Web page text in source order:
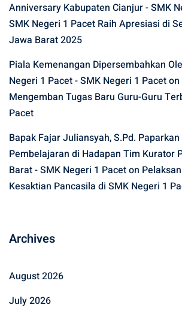
Anniversary Kabupaten Cianjur - SMK
SMK Negeri 1 Pacet Raih Apresiasi di
Jawa Barat 2025
Piala Kemenangan Dipersembahkan
Negeri 1 Pacet - SMK Negeri 1 Paceton
Mengemban Tugas Baru Guru-Guru
Pacet
Bapak Fajar Juliansyah, S.Pd.
Pembelajaran di Hadapan Tim Kurator
Barat - SMK Negeri 1 Paceton
Kesaktian Pancasila di SMK Negeri 1
Archives
August 2026
July 2026